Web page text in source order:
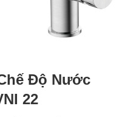
Độ Nước
22